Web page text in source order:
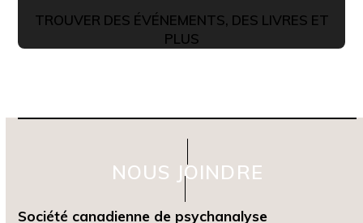
TROUVER DES ÉVÉNEMENTS, DES LIVRES ET
PLUS
NOUS JOINDRE
Société canadienne de psychanalyse